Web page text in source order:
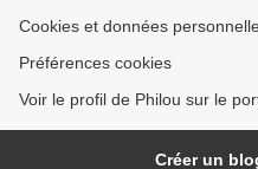
Cookies et données
Préférences cookies
Voir le profil de Philou sur le
Créer un